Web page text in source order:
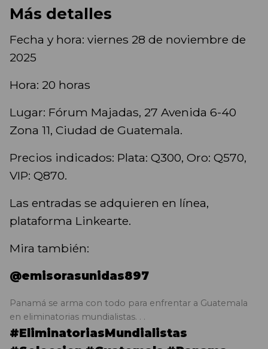
Más detalles
Fecha y hora: viernes 28 de noviembre de
2025
Hora: 20 horas
Lugar: Fórum Majadas, 27 Avenida 6-40
Zona 11, Ciudad de Guatemala.
Precios indicados: Plata: Q300, Oro: Q570,
VIP: Q870.
Las entradas se adquieren en línea,
plataforma Linkearte.
Mira también:
@emisorasunidas897
Panamá se arma con todo para enfrentar a Guatemala
en eliminatorias mundialistas. . .
#EliminatoriasMundialistas